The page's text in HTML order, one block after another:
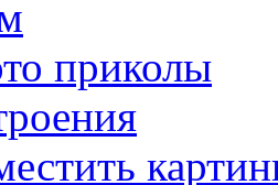
приколы